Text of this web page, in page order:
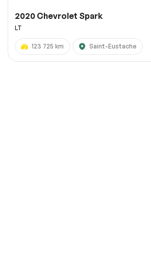
2020 Chevrolet Spark
LT
123 725 km Saint-Eustache